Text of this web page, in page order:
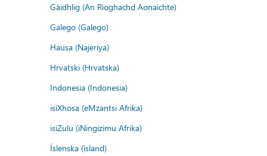
Gàidhlig (An Rìoghachd Aonaichte)
Galego (Galego)
Hausa (Najeriya)
Hrvatski (Hrvatska)
Indonesia (Indonesia)
isiXhosa (eMzantsi Afrika)
isiZulu (iNingizimu Afrika)
Íslenska (ísland)